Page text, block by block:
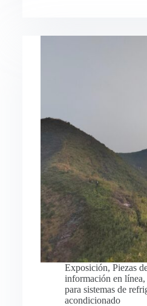
Exposición, Piezas
información en línea,
para sistemas de
acondicionado